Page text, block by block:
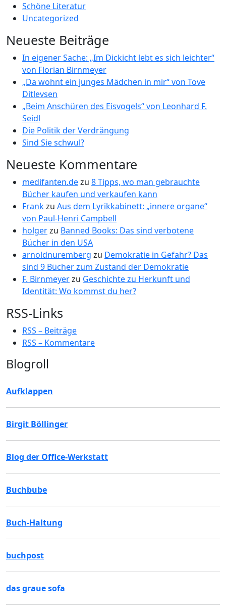
Schöne Literatur
Uncategorized
Neueste Beiträge
In eigener Sache: „Im Dickicht lebt es sich leichter“
von Florian Birnmeyer
„Da wohnt ein junges Mädchen in mir“ von Tove
Ditlevsen
„Beim Anschüren des Eisvogels“ von Leonhard F.
Seidl
Die Politik der Verdrängung
Sind Sie schwul?
Neueste Kommentare
medifanten.dezu 8 Tipps, wo man gebrauchte
Bücher kaufen und verkaufen kann
Frankzu Aus dem Lyrikkabinett: „innere organe“
von Paul-Henri Campbell
holgerzu Banned Books: Das sind verbotene
Bücher in den USA
arnoldnuremberg zu Demokratie in Gefahr? Das
sind 9 Bücher zum Zustand der Demokratie
F. Birnmeyerzu Geschichte zu Herkunft und
Identität: Wo kommst du her?
RSS-Links
RSS – Beiträge
RSS – Kommentare
Blogroll
Aufklappen
Birgit Böllinger
Blog der Office-Werkstatt
Buchbube
Buch-Haltung
buchpost
das graue sofa